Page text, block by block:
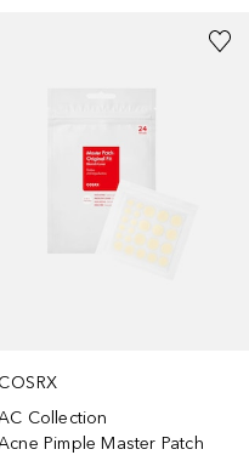
COSRX
Collection
Pimple Master Patch